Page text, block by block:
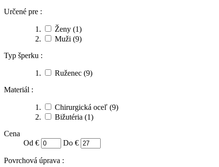
Určené pre :
Ženy (1)
Muži (9)
Typ šperku :
Ruženec (9)
Materiál :
Chirurgická oceľ (9)
Bižutéria (1)
Cena
Od €
Do €
Povrchová úprava :